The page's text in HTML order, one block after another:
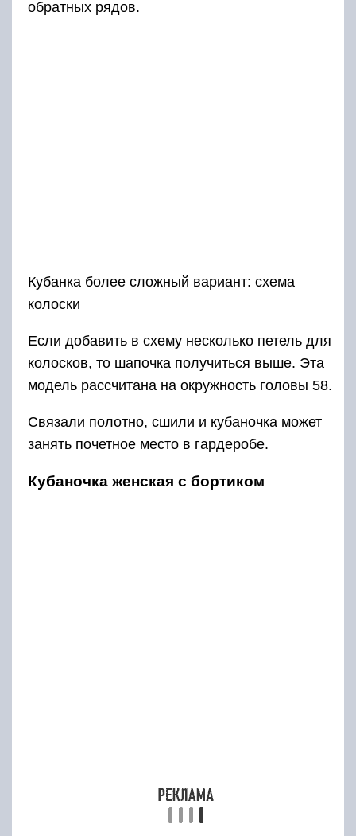
обратных рядов.
Кубанка более сложный вариант: схема
колоски
Если добавить в схему несколько петель для
колосков, то шапочка получиться выше. Эта
модель рассчитана на окружность головы 58.
Связали полотно, сшили и кубаночка может
занять почетное место в гардеробе.
Кубаночка женская с бортиком